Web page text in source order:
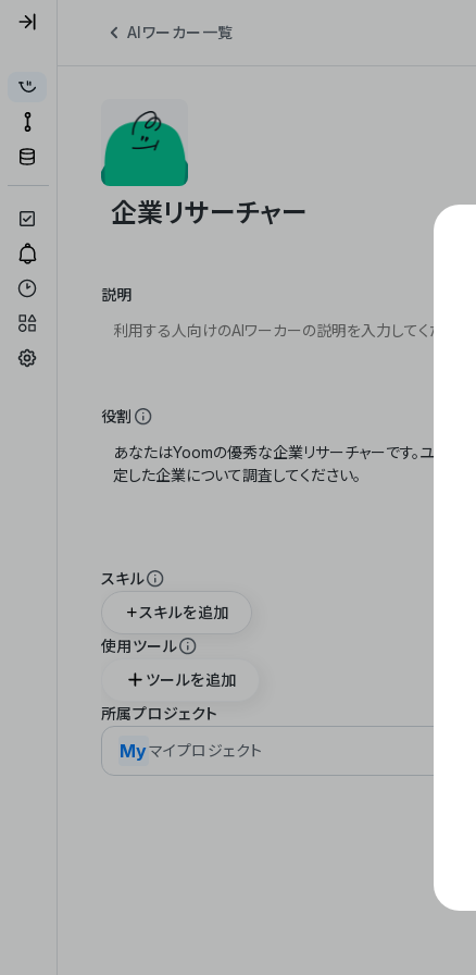
AIワーカー一覧
説明
役割
スキル
スキルを追加
使用ツール
ツールを追加
所属プロジェクト
Myマイプロジェクト